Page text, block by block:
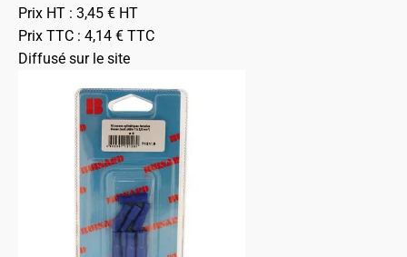
Prix HT : 3,45 € HT
Prix TTC : 4,14 € TTC
Diffusé sur le site